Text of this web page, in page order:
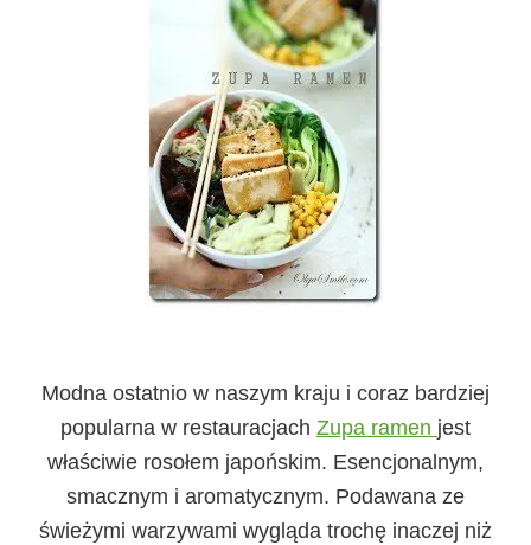
Modna ostatnio w naszym kraju i coraz bardziej
popularna w restauracjach Zupa ramen jest
właściwie rosołem japońskim. Esencjonalnym,
smacznym i aromatycznym. Podawana ze
świeżymi warzywami wygląda trochę inaczej niż